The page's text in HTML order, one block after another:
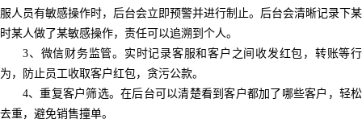
服人员有敏感操作时，后台会立即预警并进行制止。后台会清晰记录下某
时某人做了某敏感操作，责任可以追溯到个人。
3、微信财务监管。实时记录客服和客户之间收发红包，转账等行
为，防止员工收取客户红包，贪污公款。
4、重复客户筛选。在后台可以清楚看到客户都加了哪些客户，轻松
去重，避免销售撞单。